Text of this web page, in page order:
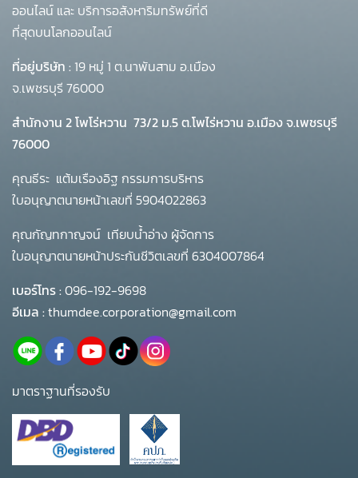
ออนไลน์ และ บริการอสังหาริมทรัพย์ที่ดี
ที่สุดบนโลกออนไลน์
ที่อยู่บริษัท : 19 หมู่ 1 ต.นาพันสาม อ.เมือง
จ.เพชรบุรี 76000
สำนักงาน 2 โพโร่หวาน 73/2 ม.5 ต.โพไร่หวาน อ.เมือง จ.เพชรบุรี
76000
คุณธีระ แต้มเรืองอิฐ กรรมการบริหาร
ใบอนุญาตนายหน้าเลขที่ 5904022863
คุณกัญทกาญจน์ เทียบน้ำอ่าง ผู้จัดการ
ใบอนุญาตนายหน้าประกันชีวิตเลขที่ 6304007864
เบอร์โทร :096-192-9698
อีเมล :thumdee.corporation@gmail.com
มาตราฐานที่รองรับ